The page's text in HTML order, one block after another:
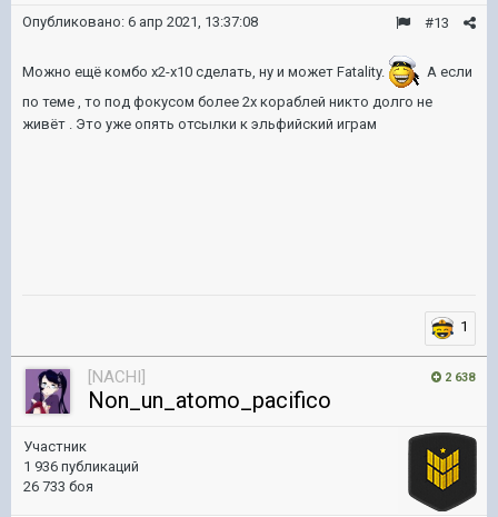
#13
Опубликовано: 6 апр 2021, 13:37:08
Можно ещё комбо х2-х10 сделать, ну и может Fatality.
А если
по теме , то под фокусом более 2х кораблей никто долго не
живёт . Это уже опять отсылки к эльфийский играм
1
2 638
[NACHI]
Non_un_atomo_pacifico
Участник
1 936 публикаций
26 733 боя